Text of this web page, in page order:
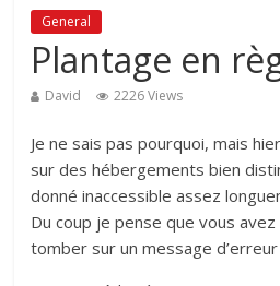
General
Plantage en
David 2226 Views
Je ne sais pas pourquoi, mais
sur des hébergements bien
donné inaccessible assez
Du coup je pense que vous
tomber sur un message